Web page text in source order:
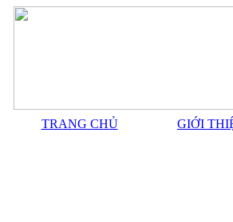
TRANG CHỦ GIỚI